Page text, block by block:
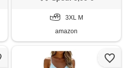
cocktail uscire notte signore
3XL M
amazon